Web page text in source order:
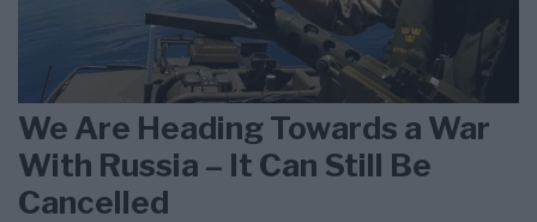
We Are Heading Towards a War
With Russia – It Can Still Be
Cancelled